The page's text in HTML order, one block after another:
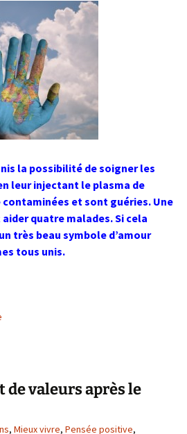
la possibilité de soigner les
leur injectant le plasma de
et sont guéries. Une
quatre malades. Si cela
très beau symbole d’amour
tous unis.
de valeurs après le
, Mieux vivre, Pensée positive,